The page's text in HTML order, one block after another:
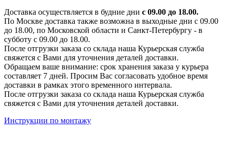
Доставка осуществляется в будние дни с 09.00 до 18.00.
По Москве доставка также возможна в выходные дни с 09.00
до 18.00, по Московской области и Санкт-Петербургу - в
субботу с 09.00 до 18.00.
После отгрузки заказа со склада наша Курьерская служба
свяжется с Вами для уточнения деталей доставки.
Обращаем ваше внимание: срок хранения заказа у курьера
составляет 7 дней. Просим Вас согласовать удобное время
доставки в рамках этого временного интервала.
После отгрузки заказа со склада наша Курьерская служба
свяжется с Вами для уточнения деталей доставки.
Инструкции по монтажу